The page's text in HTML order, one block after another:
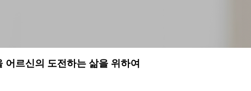
어르신의 도전하는 삶을 위하여